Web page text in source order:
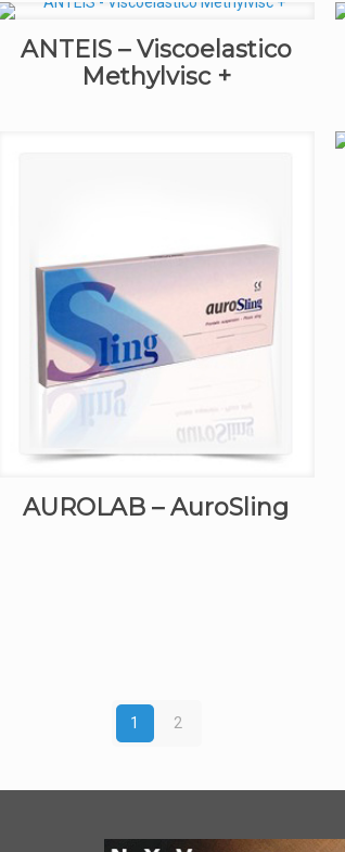
ANTEIS – Viscoelastico
Methylvisc +
AUROLAB – AuroSling
1 2